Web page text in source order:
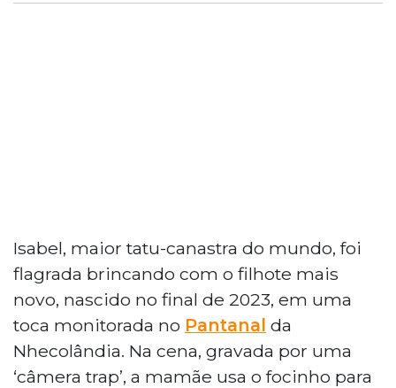
Isabel, maior tatu-canastra do mundo, foi
flagrada brincando com o filhote mais
novo, nascido no final de 2023, em uma
toca monitorada no Pantanal da
Nhecolândia. Na cena, gravada por uma
‘câmera trap’, a mamãe usa o focinho para